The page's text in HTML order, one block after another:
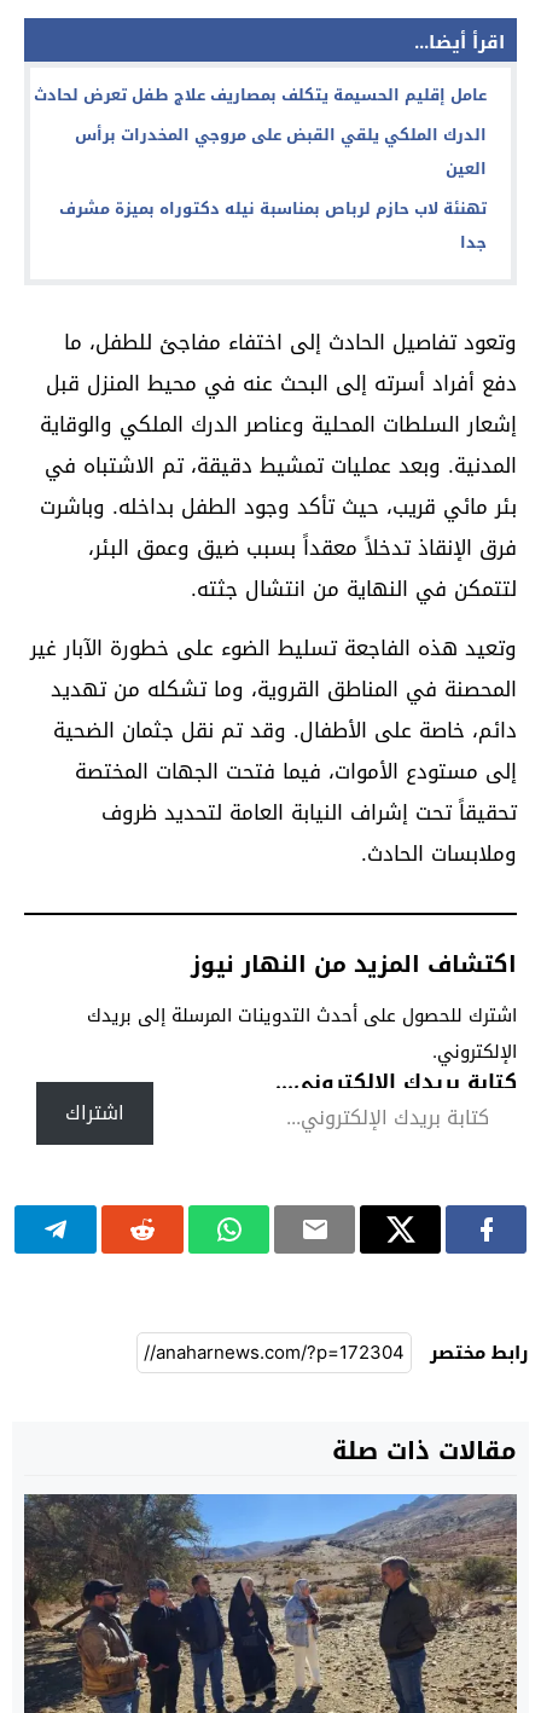
اقرأ أيضا...
عامل إقليم الحسيمة يتكلف بمصاريف علاج طفل تعرض لحادث
الدرك الملكي يلقي القبض على مروجي المخدرات برأس
العين
تهنئة لاب حازم لرباص بمناسبة نيله دكتوراه بميزة مشرف
جدا
وتعود تفاصيل الحادث إلى اختفاء مفاجئ للطفل، ما
دفع أفراد أسرته إلى البحث عنه في محيط المنزل قبل
إشعار السلطات المحلية وعناصر الدرك الملكي والوقاية
المدنية. وبعد عمليات تمشيط دقيقة، تم الاشتباه في
بئر مائي قريب، حيث تأكد وجود الطفل بداخله. وباشرت
فرق الإنقاذ تدخلاً معقداً بسبب ضيق وعمق البئر،
لتتمكن في النهاية من انتشال جثته.
وتعيد هذه الفاجعة تسليط الضوء على خطورة الآبار غير
المحصنة في المناطق القروية، وما تشكله من تهديد
دائم، خاصة على الأطفال. وقد تم نقل جثمان الضحية
إلى مستودع الأموات، فيما فتحت الجهات المختصة
تحقيقاً تحت إشراف النيابة العامة لتحديد ظروف
وملابسات الحادث.
اكتشاف المزيد من النهار نيوز
اشترك للحصول على أحدث التدوينات المرسلة إلى بريدك
الإلكتروني.
كتابة بريدك الإلكتروني...
اشتراك
رابط مختصر
مقالات ذات صلة